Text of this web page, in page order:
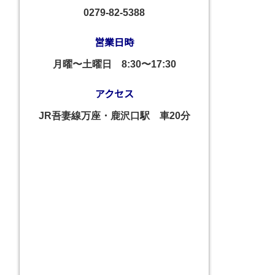
0279-82-5388
営業日時
月曜〜土曜日 8:30〜17:30
アクセス
JR吾妻線万座・鹿沢口駅 車20分